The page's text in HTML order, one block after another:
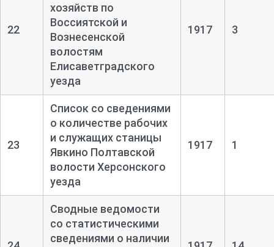
22
хозяйств по
Воссиятской и
Вознесенской
волостям
Елисаветградского
уезда
1917 3
23
Список со сведениями
о количестве рабочих
и служащих станицы
Явкино Полтавской
волости Херсонского
уезда
1917 1
Сводные ведомости
со статистическими
сведениями о наличии